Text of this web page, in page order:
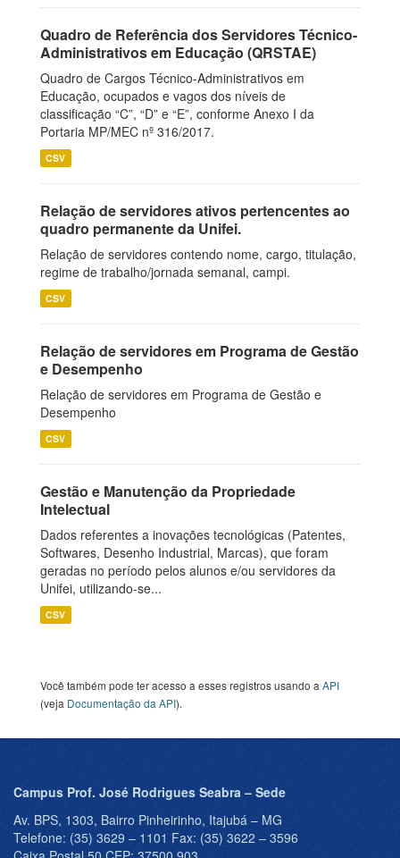
Quadro de Referência dos Servidores Técnico-
Administrativos em Educação (QRSTAE)
Quadro de Cargos Técnico-Administrativos em
Educação, ocupados e vagos dos níveis de
classificação “C”, “D” e “E”, conforme Anexo I da
Portaria MP/MEC nº 316/2017.
CSV
Relação de servidores ativos pertencentes ao
quadro permanente da Unifei.
Relação de servidores contendo nome, cargo, titulação,
regime de trabalho/jornada semanal, campi.
CSV
Relação de servidores em Programa de Gestão
e Desempenho
Relação de servidores em Programa de Gestão e
Desempenho
CSV
Gestão e Manutenção da Propriedade
Intelectual
Dados referentes a inovações tecnológicas (Patentes,
Softwares, Desenho Industrial, Marcas), que foram
geradas no período pelos alunos e/ou servidores da
Unifei, utilizando-se...
CSV
Você também pode ter acesso a esses registros usando a API
(veja Documentação da API).
Campus Prof. José Rodrigues Seabra – Sede
Av. BPS, 1303, Bairro Pinheirinho, Itajubá – MG
Telefone: (35) 3629 – 1101 Fax: (35) 3622 – 3596